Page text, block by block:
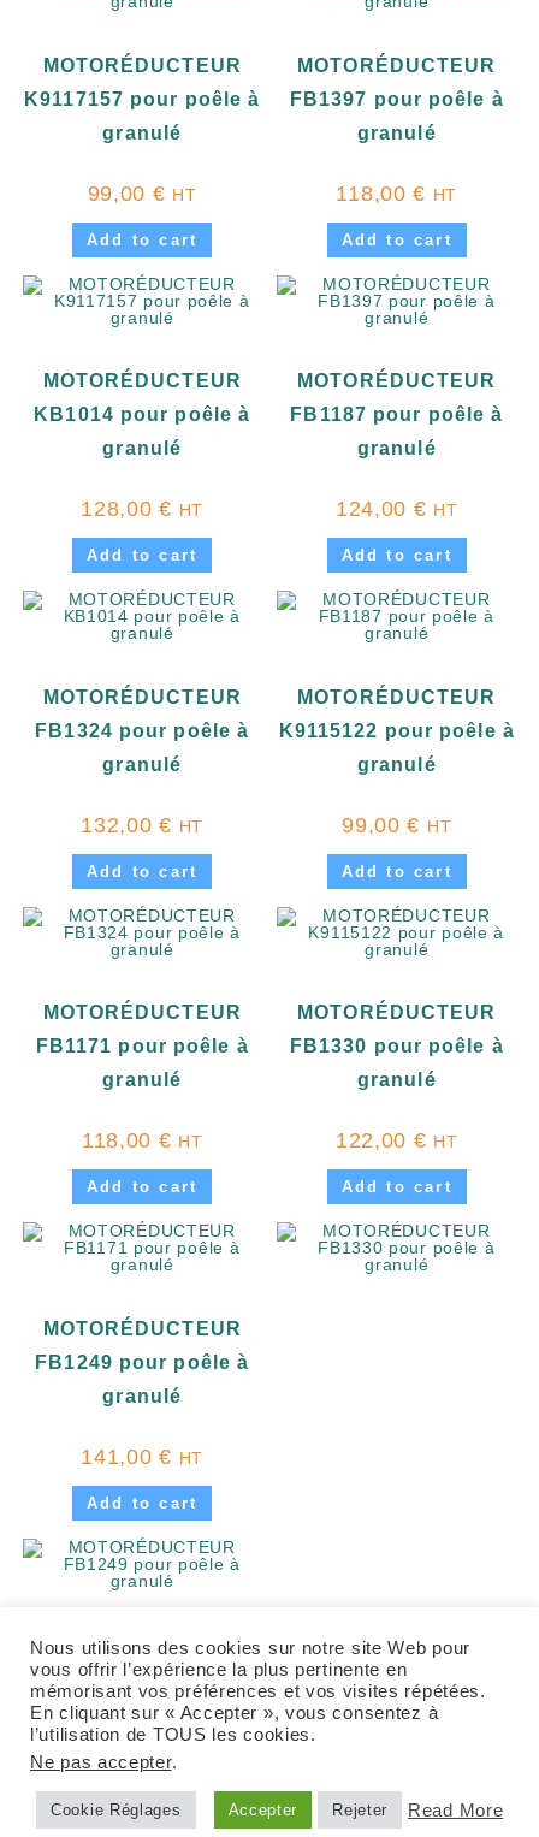
MOTORÉDUCTEUR
K9117157 pour poêle à
granulé
99,00 € HT
Add to cart
MOTORÉDUCTEUR
FB1397 pour poêle à
granulé
118,00€ HT
Add to cart
MOTORÉDUCTEUR
KB1014 pour poêle à
granulé
128,00€ HT
Add to cart
MOTORÉDUCTEUR
FB1187 pour poêle à
granulé
124,00 € HT
Add to cart
MOTORÉDUCTEUR
FB1324 pour poêle à
granulé
132,00€ HT
Add to cart
MOTORÉDUCTEUR
K9115122 pour poêle à
granulé
99,00€ HT
Add to cart
MOTORÉDUCTEUR
FB1171 pour poêle à
granulé
118,00 € HT
Add to cart
MOTORÉDUCTEUR
FB1330 pour poêle à
granulé
122,00 € HT
Add to cart
MOTORÉDUCTEUR
FB1249 pour poêle à
granulé
141,00€ HT
Add to cart
Nous utilisons des cookies sur notre site Web pour
vous offrir l’expérience la plus pertinente en
mémorisant vos préférences et vos visites répétées.
En cliquant sur « Accepter », vous consentez à
l’utilisation de TOUS les cookies.
Ne pas accepter.
Cookie Réglages Accepter Rejeter Read More